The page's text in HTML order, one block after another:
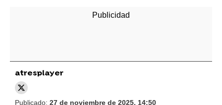
atresplayer
Publicado: 27 de noviembre de 2025, 14:50